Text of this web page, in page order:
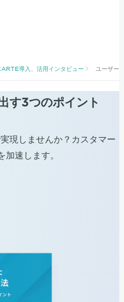
導入、活用インタビュー ユーザー
す3つのポイント
現しませんか？カスタマー
速します。